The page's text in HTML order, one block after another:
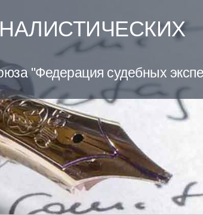
"Федерация судебных